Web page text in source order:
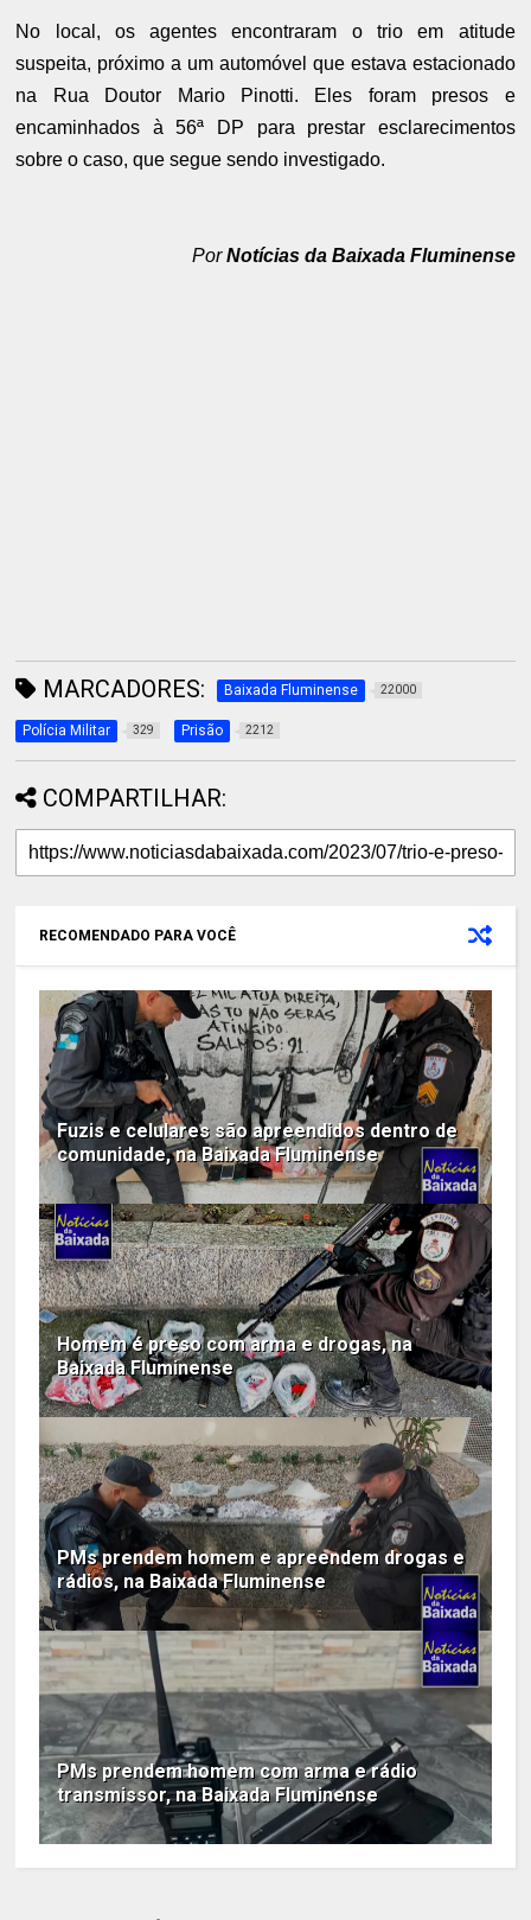
No local, os agentes encontraram o trio em atitude
suspeita, próximo a um automóvel que estava estacionado
na Rua Doutor Mario Pinotti. Eles foram presos e
encaminhados à 56ª DP para prestar esclarecimentos
sobre o caso, que segue sendo investigado.
PorNotícias da Baixada Fluminense
MARCADORES: Baixada Fluminense 22000
Polícia Militar 329 Prisão 2212
COMPARTILHAR:
RECOMENDADO PARA VOCÊ
Fuzis e celulares são apreendidos dentro de
comunidade, na Baixada Fluminense
Homem é preso com arma e drogas, na
Baixada Fluminense
PMs prendem homem e apreendem drogas e
rádios, na Baixada Fluminense
PMs prendem homem com arma e rádio
transmissor, na Baixada Fluminense